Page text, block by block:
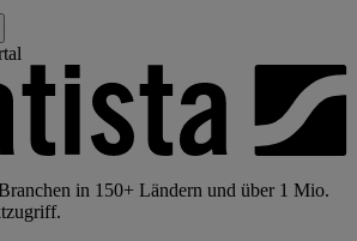
in 150+ Ländern und über 1 Mio.